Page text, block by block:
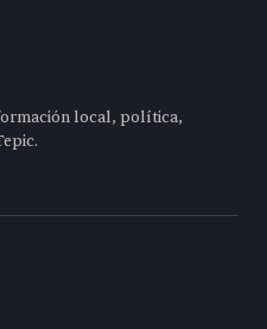
local, política,